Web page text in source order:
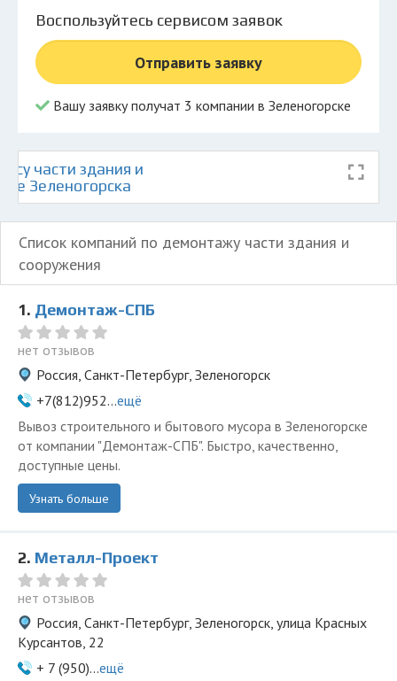
© 2026 Все права защищены
Воспользуйтесь сервисом заявок
Отправить заявку
Вашу заявку получат 3 компании в Зеленогорске
части здания и
Зеленогорска
Список компаний по демонтажу части здания и
сооружения
1. Демонтаж-СПБ
нет отзывов
Россия, Санкт-Петербург, Зеленогорск
+7(812)952...ещё
Вывоз строительного и бытового мусора в Зеленогорске
от компании "Демонтаж-СПБ". Быстро, качественно,
доступные цены.
Узнать больше
2. Металл-Проект
нет отзывов
Россия, Санкт-Петербург, Зеленогорск, улица Красных
Курсантов, 22
+ 7 (950)...ещё